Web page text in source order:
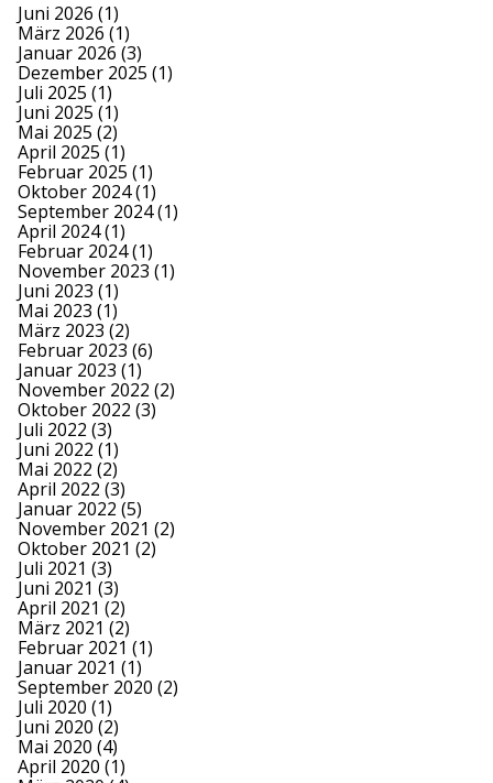
Juni 2026 (1)
März 2026 (1)
Januar 2026 (3)
Dezember 2025 (1)
Juli 2025 (1)
Juni 2025 (1)
Mai 2025 (2)
April 2025 (1)
Februar 2025 (1)
Oktober 2024(1)
September 2024(1)
April 2024(1)
Februar 2024(1)
November 2023 (1)
Juni 2023 (1)
Mai 2023 (1)
März 2023 (2)
Februar 2023 (6)
Januar 2023 (1)
November 2022 (2)
Oktober 2022 (3)
Juli 2022 (3)
Juni 2022 (1)
Mai 2022 (2)
April 2022 (3)
Januar 2022 (5)
November 2021 (2)
Oktober 2021 (2)
Juli 2021 (3)
Juni 2021 (3)
April 2021 (2)
März 2021 (2)
Februar 2021 (1)
Januar 2021 (1)
September 2020 (2)
Juli 2020 (1)
Juni 2020 (2)
Mai 2020 (4)
April 2020 (1)